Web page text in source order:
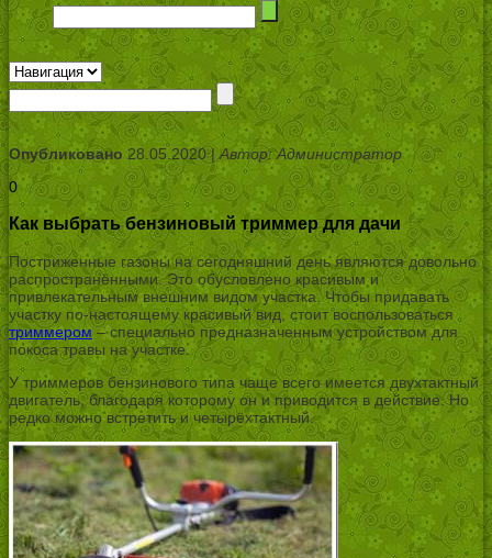
Опубликовано28.05.2020 |Автор: Администратор
0
Как выбрать бензиновый триммер для дачи
Постриженные газоны на сегодняшний день являются довольно
распространёнными. Это обусловлено красивым и
привлекательным внешним видом участка. Чтобы придавать
участку по-настоящему красивый вид, стоит воспользоваться
триммером – специально предназначенным устройством для
покоса травы на участке.
У триммеров бензинового типа чаще всего имеется двухтактный
двигатель, благодаря которому он и приводится в действие. Но
редко можно встретить и четырёхтактный.